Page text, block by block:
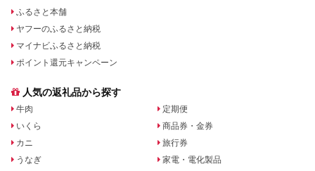
ふるさと本舗
ヤフーのふるさと納税
マイナビふるさと納税
ポイント還元キャンペーン
人気の返礼品から探す
牛肉
いくら
カニ
うなぎ
定期便
商品券・金券
旅行券
家電・電化製品